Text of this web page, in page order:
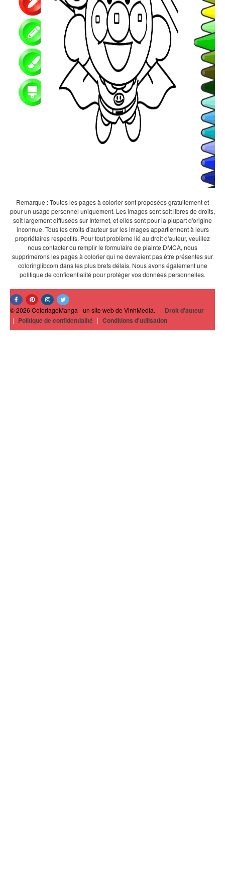
Remarque : Toutes les pages à colorier sont proposées gratuitement et
pour un usage personnel uniquement. Les images sont soit libres de droits,
soit largement diffusées sur Internet, et elles sont pour la plupart d'origine
inconnue. Tous les droits d'auteur sur les images appartiennent à leurs
propriétaires respectifs. Pour tout problème lié au droit d'auteur, veuillez
nous contacter ou remplir le formulaire de plainte DMCA, nous
supprimerons les pages à colorier qui ne devraient pas être présentes sur
coloringlibcom dans les plus brefs délais. Nous avons également une
politique de confidentialité pour protéger vos données personnelles.
© 2026 ColoriageManga - un site web de VinhMedia. | Droit d'auteur
| Politique de confidentialité | Conditions d'utilisation